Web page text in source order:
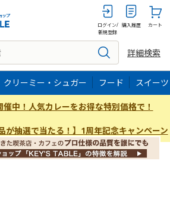
ログイン/
新規登録
購入履歴 カート
詳細検索
クリーミー・シュガー フード スイーツ
中！人気カレーをお得な特別価格で！
が抽選で当たる！】1周年記念キャンペーン